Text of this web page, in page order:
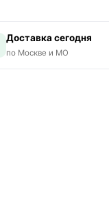
Доставка сегодня
по Москве и МО